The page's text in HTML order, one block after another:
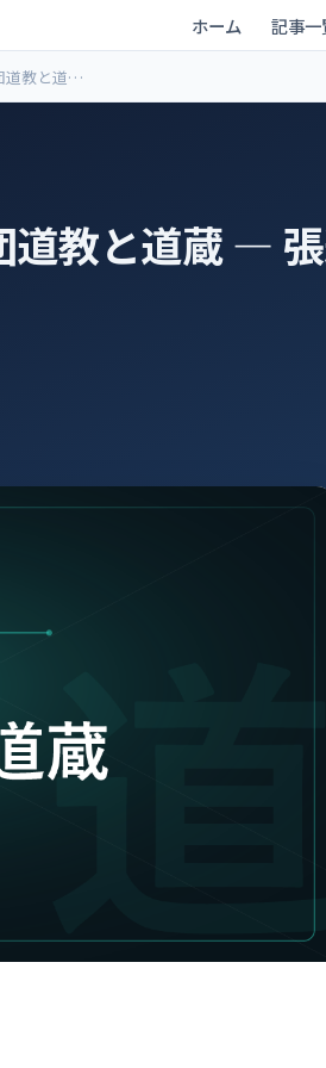
ホーム 記事一
道教と道蔵
を詳しく
道教と道蔵 ―